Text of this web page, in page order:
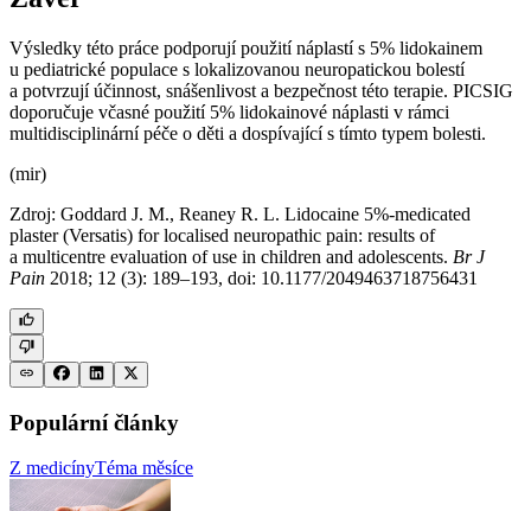
Výsledky této práce podporují použití náplastí s 5% lidokainem
u pediatrické populace s lokalizovanou neuropatickou bolestí
a potvrzují účinnost, snášenlivost a bezpečnost této terapie. PICSIG
doporučuje včasné použití 5% lidokainové náplasti v rámci
multidisciplinární péče o děti a dospívající s tímto typem bolesti.
(mir)
Zdroj: Goddard J. M., Reaney R. L. Lidocaine 5%-medicated
plaster (Versatis) for localised neuropathic pain: results of
a multicentre evaluation of use in children and adolescents. Br J
Pain 2018; 12 (3): 189–193, doi: 10.1177/2049463718756431
Populární články
Z medicínyTéma měsíce